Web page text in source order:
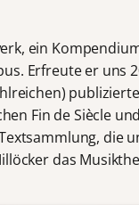
ein
Erfreute er uns
Fin de Siècle
die
das